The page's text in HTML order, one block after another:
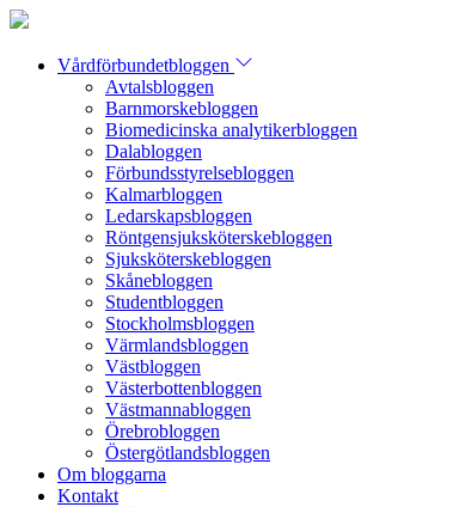
Vårdförbundetbloggen
Avtalsbloggen
Barnmorskebloggen
Biomedicinska analytikerbloggen
Dalabloggen
Förbundsstyrelsebloggen
Kalmarbloggen
Ledarskapsbloggen
Röntgensjuksköterskebloggen
Sjuksköterskebloggen
Skånebloggen
Studentbloggen
Stockholmsbloggen
Värmlandsbloggen
Västbloggen
Västerbottenbloggen
Västmannabloggen
Örebrobloggen
Östergötlandsbloggen
Om bloggarna
Kontakt